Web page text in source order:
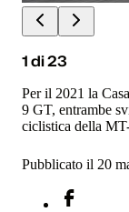
1di23
Per il 2021 la
9 GT, entrambe
ciclistica della
Pubblicato il 20